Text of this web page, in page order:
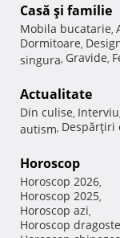
Casă şi familie
Mobila bucatarie,
Dormitoare,
singura, Gravide,
Actualitate
Din culise, Interviu,
autism, Despărţiri
Horoscop
Horoscop 2026,
Horoscop 2025,
Horoscop azi,
Horoscop dragoste